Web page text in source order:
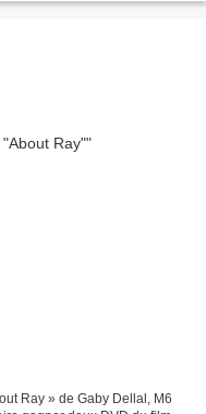
Ray » de Gaby Dellal, M6